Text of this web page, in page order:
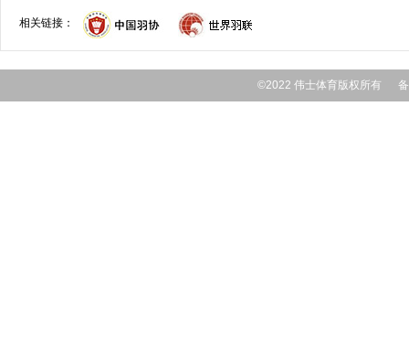
相关链接：
©2022 伟士体育版权所有 备